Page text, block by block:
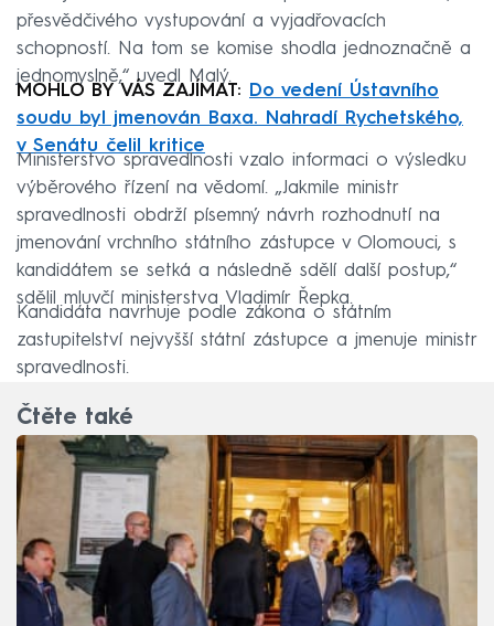
přesvědčivého vystupování a vyjadřovacích
schopností. Na tom se komise shodla jednoznačně a
jednomyslně,“ uvedl Malý.
MOHLO BY VÁS ZAJÍMAT:
Do vedení Ústavního
soudu byl jmenován Baxa. Nahradí Rychetského,
v Senátu čelil kritice
Ministerstvo spravedlnosti vzalo informaci o výsledku
výběrového řízení na vědomí. „Jakmile ministr
spravedlnosti obdrží písemný návrh rozhodnutí na
jmenování vrchního státního zástupce v Olomouci, s
kandidátem se setká a následně sdělí další postup,“
sdělil mluvčí ministerstva Vladimír Řepka.
Kandidáta navrhuje podle zákona o státním
zastupitelství nejvyšší státní zástupce a jmenuje ministr
spravedlnosti.
Čtěte také